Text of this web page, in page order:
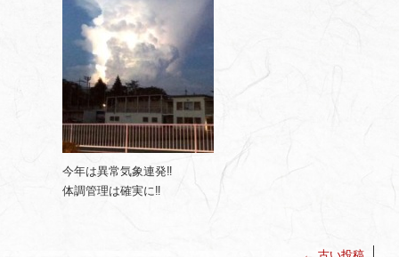
今年は異常気象連発‼️
体調管理は確実に‼️